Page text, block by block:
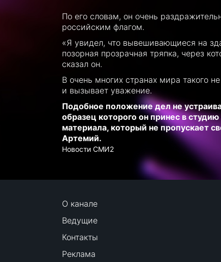
По его словам, он очень
российским флагом.
«Я увидел, что вывешивающиеся на
позорная прозрачная тряпка, через
сказал он.
В очень многих странах мира такого
и вызывает уважение.
Подобное положение дел не
образец которого он принес в
материала, который не пропускает
Артемий.
Новости СМИ2
О канале
Ведущие
Контакты
Реклама